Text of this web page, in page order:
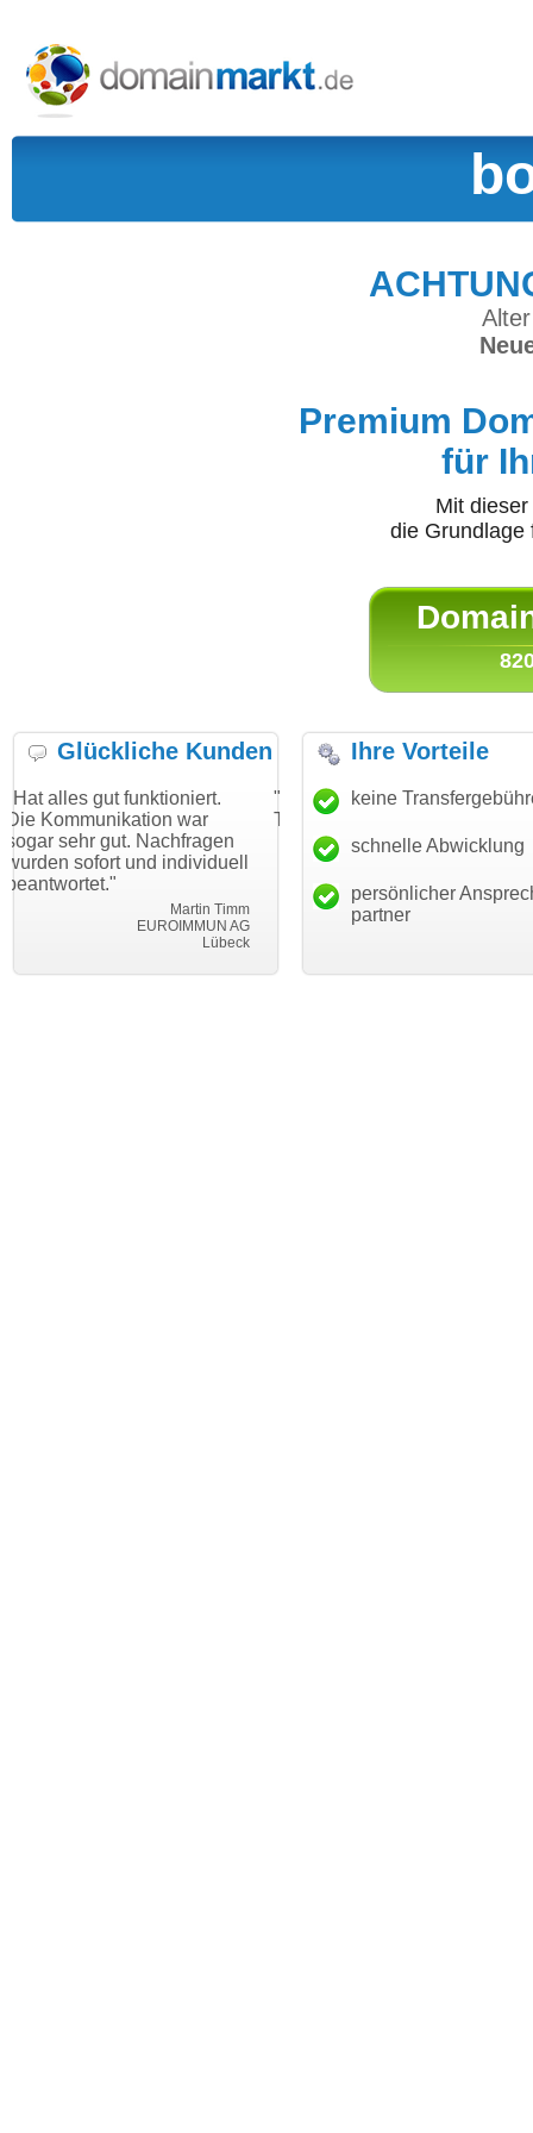
Premium
für
Mit
die
Glückliche Kunden
funktioniert.
war
Nachfragen
und individuell
"Danke für den schnellen
Transfer und guten Service!"
Thomas Schäfer
i can eckert communication GmbH
"Ich bin
haben. Die
mein
Ihre Vorteile
keine
schnelle Abwicklung
persönlicher
partner